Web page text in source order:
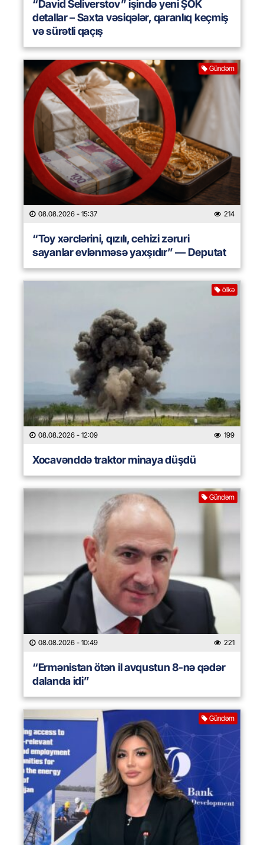
“David Seliverstov” işində yeni ŞOK
detallar – Saxta vəsiqələr, qaranlıq keçmiş
və sürətli qaçış
Gündəm
08.08.2026 - 15:37 214
“Toy xərclərini, qızılı, cehizi zəruri
sayanlar evlənməsə yaxşıdır” — Deputat
ölkə
08.08.2026 - 12:09 199
Xocavənddə traktor minaya düşdü
Gündəm
08.08.2026 - 10:49 221
“Ermənistan ötən il avqustun 8-nə qədər
dalanda idi”
Gündəm